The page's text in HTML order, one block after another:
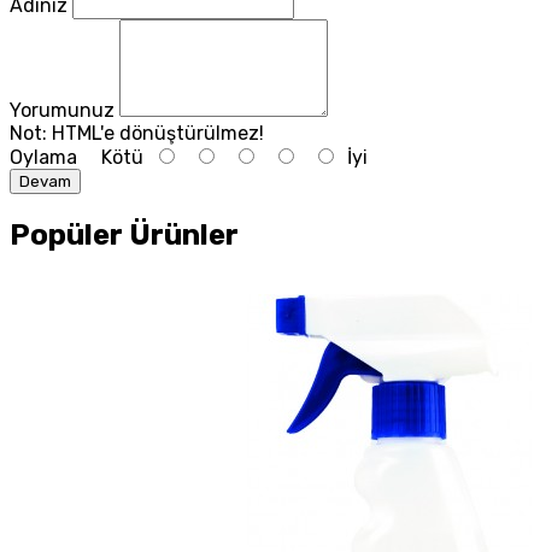
Adınız
Yorumunuz
Not: HTML'e dönüştürülmez!
Oylama Kötü İyi
Devam
Popüler Ürünler